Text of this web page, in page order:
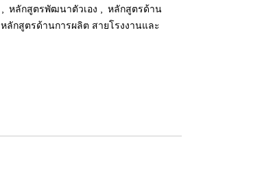
หลักสูตรพัฒนาตัวเอง
หลักสูตรด้าน
หลักสูตรด้านการผลิต สายโรงงานและ